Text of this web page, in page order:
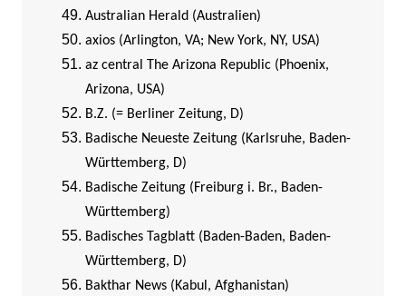
Australian Herald (Australien)
axios (Arlington, VA; New York, NY, USA)
az central The Arizona Republic (Phoenix,
Arizona, USA)
B.Z. (= Berliner Zeitung, D)
Badische Neueste Zeitung (Karlsruhe, Baden-
Württemberg, D)
Badische Zeitung (Freiburg i. Br., Baden-
Württemberg)
Badisches Tagblatt (Baden-Baden, Baden-
Württemberg, D)
Bakthar News (Kabul, Afghanistan)